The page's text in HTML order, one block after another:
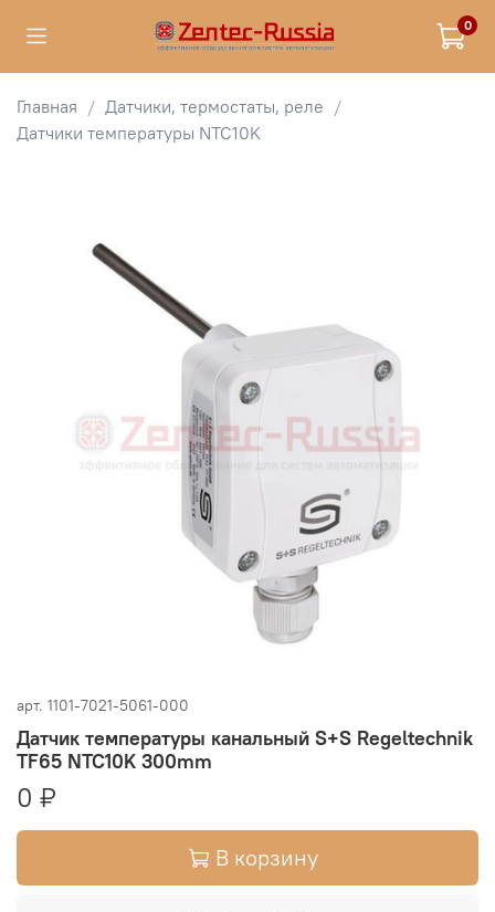
0
Главная
Датчики, термостаты, реле
Датчики температуры NTC10K
арт. 1101-7021-5061-000
Датчик температуры канальный S+S Regeltechnik
TF65 NTC10K 300mm
0 ₽
В корзину